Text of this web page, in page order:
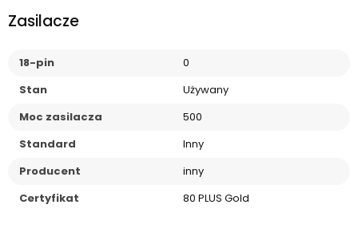
Zasilacze
18-pin
0
Stan
Używany
Moc zasilacza
500
Standard
Inny
Producent
inny
Certyfikat
80 PLUS Gold